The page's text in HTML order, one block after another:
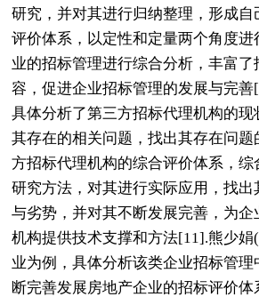
研究，并对其进行归纳整理，形成自
评价体系，以定性和定量两个角度进
业的招标管理进行综合分析，丰富了
容，促进企业招标管理的发展与完善
具体分析了第三方招标代理机构的
其存在的相关问题，找出其存在问题
方招标代理机构的综合评价体系，
研究方法，对其进行实际应用，找
与劣势，并对其不断发展完善，为企
机构提供技术支撑和方法[11].熊少娟
业为例，具体分析该类企业招标管理
断完善发展房地产企业的招标评价